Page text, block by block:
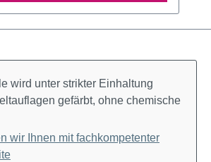
wird unter strikter Einhaltung
gefärbt, ohne chemische
wir Ihnen mit fachkompetenter